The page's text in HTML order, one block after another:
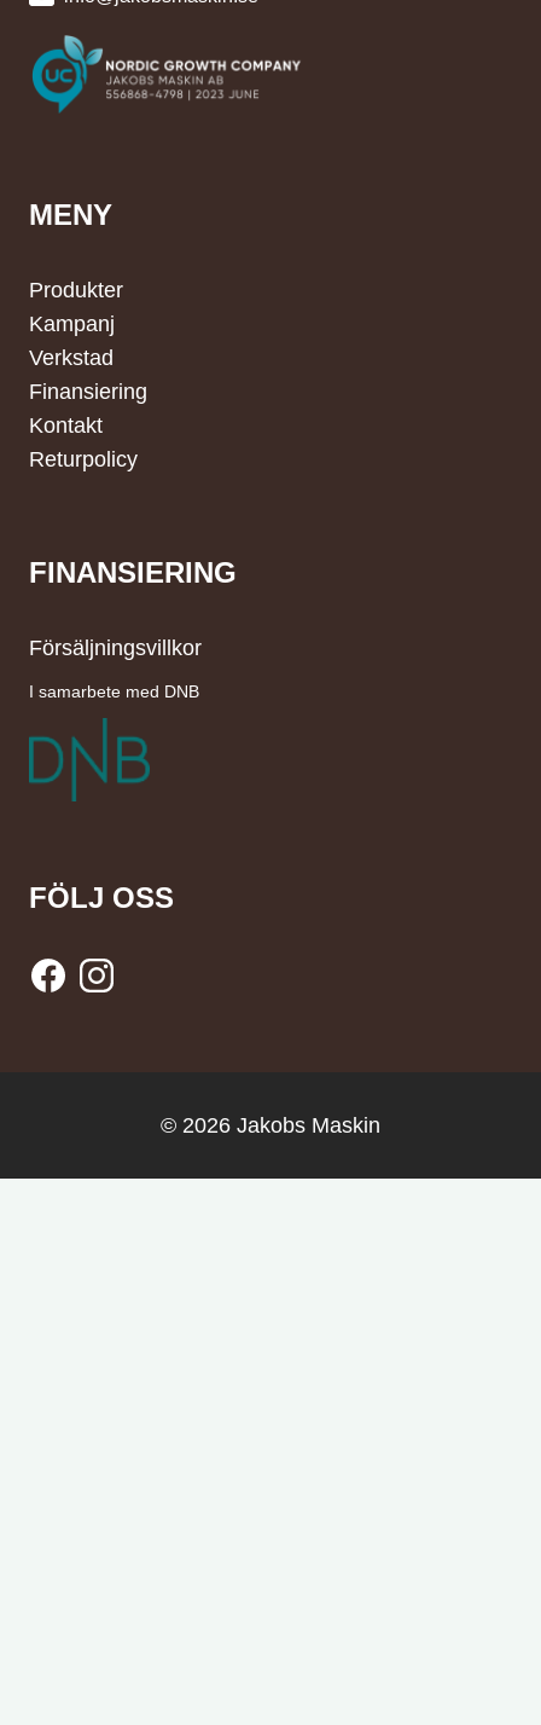
MENY
Produkter
Kampanj
Verkstad
Finansiering
Kontakt
Returpolicy
FINANSIERING
Försäljningsvillkor
I samarbete med DNB
FÖLJ OSS
© 2026 Jakobs Maskin